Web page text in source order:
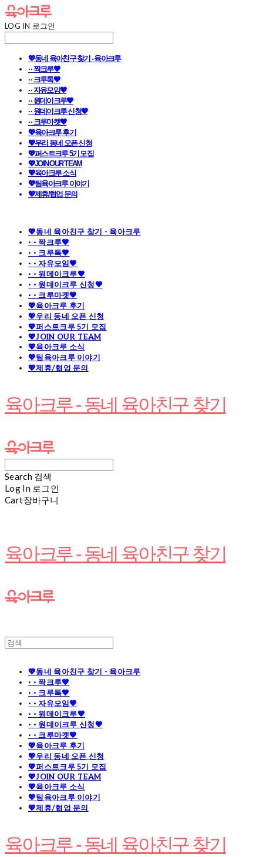
LOG IN 로그인
💖동네 육아친구 찾기 - 육아크루
· · 짝크루🧡
· · 크루톡🧡
· · 자유모임🧡
· · 원데이크루🧡
· · 원데이크루 신청🧡
· · 크루마켓🧡
💖육아크루 후기
💖우리 동네 오픈 신청
💖퍼스트크루 5기 모집
💖JOIN OUR TEAM
💖육아크루 소식
💖팀육아크루 이야기
💖제휴/협업 문의
💖동네 육아친구 찾기 - 육아크루
· · 짝크루🧡
· · 크루톡🧡
· · 자유모임🧡
· · 원데이크루🧡
· · 원데이크루 신청🧡
· · 크루마켓🧡
💖육아크루 후기
💖우리 동네 오픈 신청
💖퍼스트크루 5기 모집
💖JOIN OUR TEAM
💖육아크루 소식
💖팀육아크루 이야기
💖제휴/협업 문의
육아크루 - 동네 육아친구 찾기
Search 검색
Log In 로그인
Cart장바구니
육아크루 - 동네 육아친구 찾기
💖동네 육아친구 찾기 - 육아크루
· · 짝크루🧡
· · 크루톡🧡
· · 자유모임🧡
· · 원데이크루🧡
· · 원데이크루 신청🧡
· · 크루마켓🧡
💖육아크루 후기
💖우리 동네 오픈 신청
💖퍼스트크루 5기 모집
💖JOIN OUR TEAM
💖육아크루 소식
💖팀육아크루 이야기
💖제휴/협업 문의
육아크루 - 동네 육아친구 찾기